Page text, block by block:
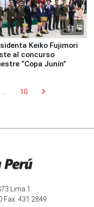
11
Keiko Fujimori
al concurso
“Copa Junín”
10 chevron_right
Lima 1
Fax: 431 2849